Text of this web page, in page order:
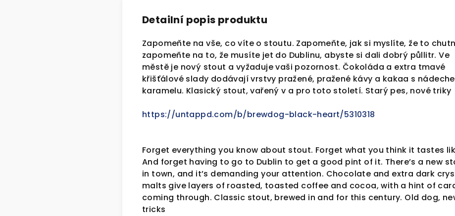
Detailní popis produktu
Zapomeňte na vše, co víte o stoutu. Zapomeňte, jak si myslíte, že to
zapomeňte na to, že musíte jet do Dublinu, abyste si dali dobrý půllitr. Ve
městě je nový stout a vyžaduje vaši pozornost. Čokoláda a extra tmavé
křišťálové slady dodávají vrstvy pražené, pražené kávy a kakaa s
karamelu. Klasický stout, vařený v a pro toto století. Starý pes, nové triky
https://untappd.com/b/brewdog-black-heart/5310318
Forget everything you know about stout. Forget what you think it tastes
And forget having to go to Dublin to get a good pint of it. There’s a new
in town, and it’s demanding your attention. Chocolate and extra dark
malts give layers of roasted, toasted coffee and cocoa, with a hint of
coming through. Classic stout, brewed in and for this century. Old dog,
tricks